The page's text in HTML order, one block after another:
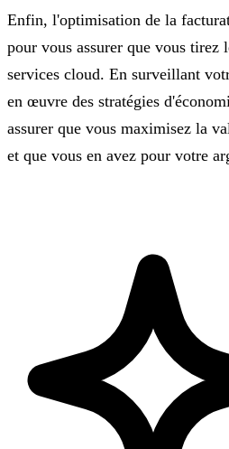
Enfin, l'optimisation de la
pour vous assurer que vous tirez
services cloud. En surveillant
en œuvre des stratégies
assurer que vous maximisez la
et que vous en avez pour votre